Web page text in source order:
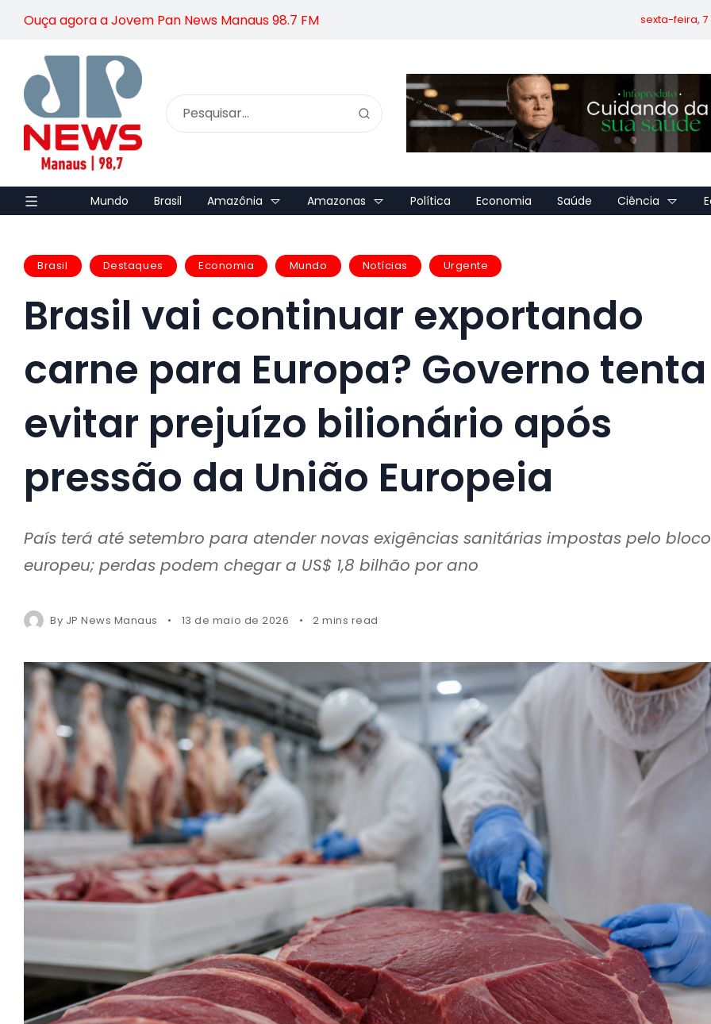
Ouça agora a Jovem Pan News Manaus 98.7 FM sexta-feira, 7
Mundo Brasil Amazônia Amazonas Política Economia Saúde Ciência
Brasil Destaques Economia Mundo Notícias Urgente
Brasil vai continuar exportando
carne para Europa? Governo tenta
evitar prejuízo bilionário após
pressão da União Europeia
País terá até setembro para atender novas exigências sanitárias impostas pelo bloco
europeu; perdas podem chegar a US$ 1,8 bilhão por ano
By JP News Manaus 13 de maio de 2026 2 mins read